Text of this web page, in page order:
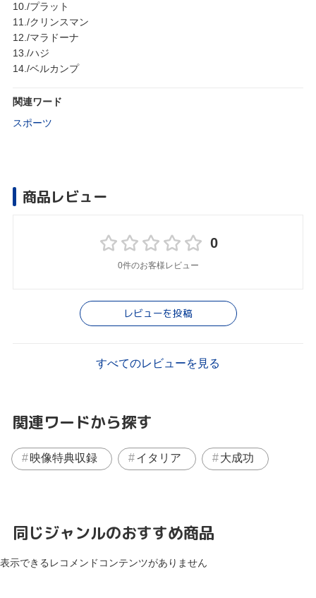
10./プラット
11./クリンスマン
12./マラドーナ
13./ハジ
14./ベルカンプ
関連ワード
スポーツ
商品レビュー
0
0件のお客様レビュー
レビューを投稿
すべてのレビューを見る
関連ワードから探す
映像特典収録 イタリア 大成功
同じジャンルのおすすめ商品
表示できるレコメンドコンテンツがありません